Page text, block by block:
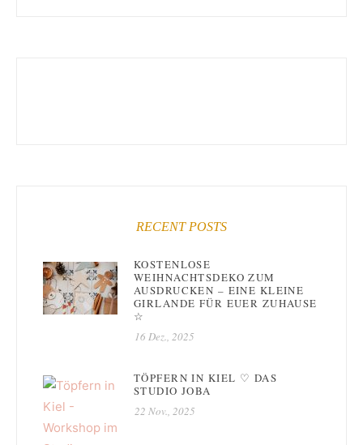
RECENT POSTS
KOSTENLOSE
WEIHNACHTSDEKO ZUM
AUSDRUCKEN – EINE KLEINE
GIRLANDE FÜR EUER ZUHAUSE
☆
16 Dez., 2025
TÖPFERN IN KIEL ♡ DAS
STUDIO JOBA
22 Nov., 2025